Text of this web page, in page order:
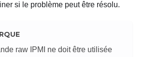
si le problème peut être résolu.
raw IPMI ne doit être utilisée